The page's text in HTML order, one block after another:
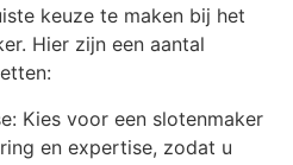
keuze te maken bij het
Hier zijn een aantal
Kies voor een slotenmaker
en expertise, zodat u